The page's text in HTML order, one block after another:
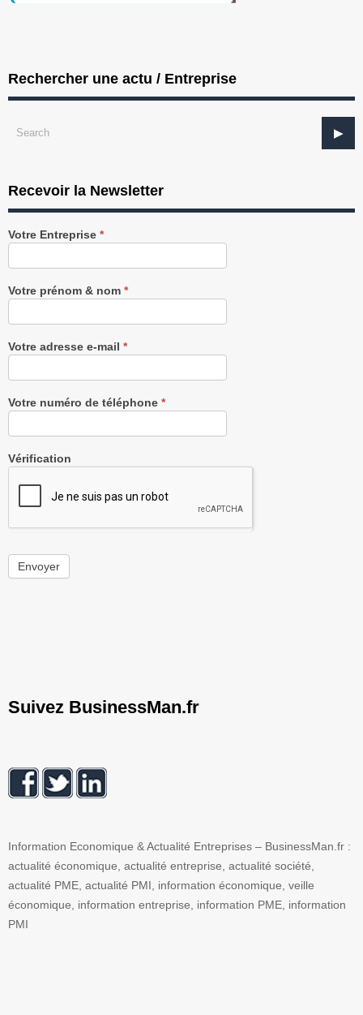
Rechercher une actu / Entreprise
Recevoir la Newsletter
Recevez
notre
gratuitement
Votre Entreprise *
Votre prénom & nom *
Votre adresse e-mail *
Votre numéro de téléphone *
Vérification
Envoyer
Suivez BusinessMan.fr
Information Economique & Actualité Entreprises – BusinessMan.fr :
actualité économique, actualité entreprise, actualité société,
actualité PME, actualité PMI, information économique, veille
économique, information entreprise, information PME, information
PMI